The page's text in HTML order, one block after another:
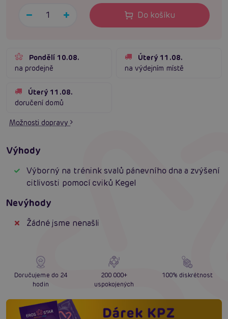
Do košíku
Pondělí 10.08.
na prodejně
Úterý 11.08.
na výdejním místě
Úterý 11.08.
doručení domů
Možnosti dopravy
Výhody
Výborný na trénink svalů pánevního dna a zvýšení
citlivosti pomocí cviků Kegel
Nevýhody
Žádné jsme nenašli
Doručujeme do 24
hodin
200 000+
uspokojených
100% diskrétnost